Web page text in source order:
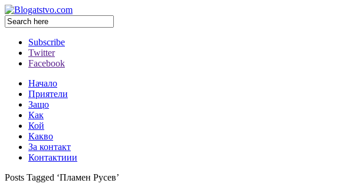
Subscribe
Twitter
Facebook
Начало
Приятели
Защо
Как
Кой
Какво
За контакт
Контактиии
Posts Tagged ‘Пламен Русев’